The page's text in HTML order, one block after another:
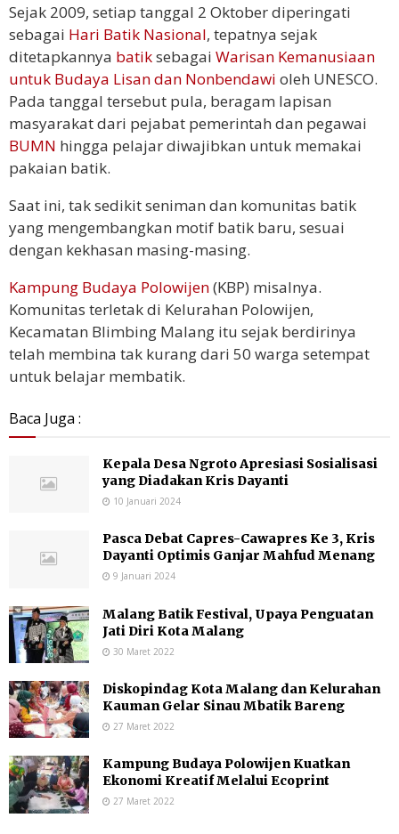
Sejak 2009, setiap tanggal 2 Oktober diperingati
sebagai Hari Batik Nasional, tepatnya sejak
ditetapkannya batiksebagai Warisan Kemanusiaan
untuk Budaya Lisan dan Nonbendawi oleh UNESCO.
Pada tanggal tersebut pula, beragam lapisan
masyarakat dari pejabat pemerintah dan pegawai
BUMN hingga pelajar diwajibkan untuk memakai
pakaian batik.
Saat ini, tak sedikit seniman dan komunitas batik
yang mengembangkan motif batik baru, sesuai
dengan kekhasan masing-masing.
Kampung Budaya Polowijen(KBP) misalnya.
Komunitas terletak di Kelurahan Polowijen,
Kecamatan Blimbing Malang itu sejak berdirinya
telah membina tak kurang dari 50 warga setempat
untuk belajar membatik.
Baca Juga :
Kepala Desa Ngroto Apresiasi Sosialisasi
yang Diadakan Kris Dayanti
10 Januari 2024
Pasca Debat Capres-Cawapres Ke 3, Kris
Dayanti Optimis Ganjar Mahfud Menang
9 Januari 2024
Malang Batik Festival, Upaya Penguatan
Jati Diri Kota Malang
30 Maret 2022
Diskopindag Kota Malang dan Kelurahan
Kauman Gelar Sinau Mbatik Bareng
27 Maret 2022
Kampung Budaya Polowijen Kuatkan
Ekonomi Kreatif Melalui Ecoprint
27 Maret 2022